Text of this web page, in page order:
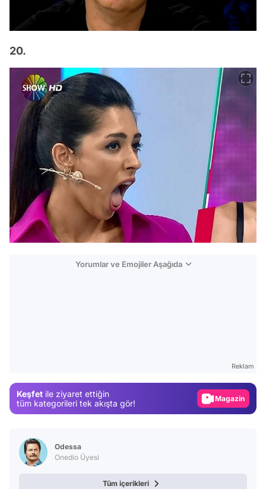
20.
Yorumlar ve Emojiler Aşağıda
Reklam
Keşfet ile ziyaret ettiğin
tüm kategorileri tek akışta gör!
Video
Odessa
Onedio Üyesi
Tüm içerikleri